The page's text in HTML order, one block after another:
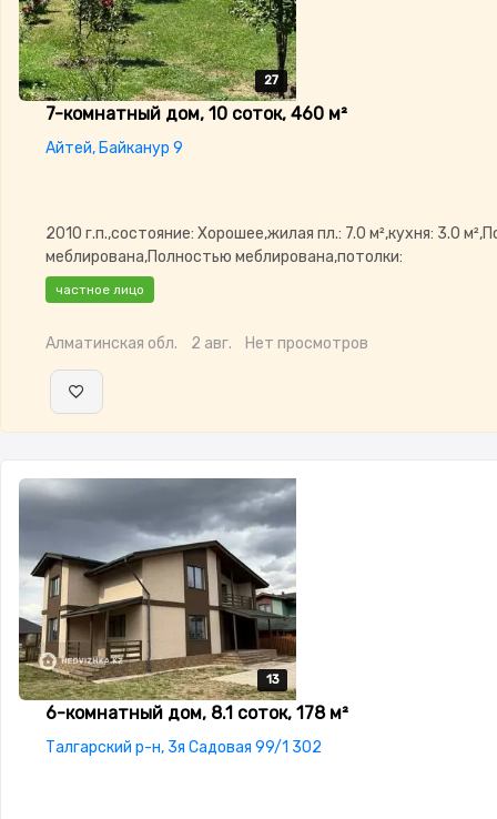
27
27
27
27
27
7-комнатный дом, 10 соток, 460 м²
Айтей, Байканур 9
2010 г.п.,состояние: Хорошее,жилая пл.: 7.0 м²,кухня: 3.0
меблирована,Полностью меблирована,потолки:
4.0,Домофон,Видеонаблюдение,Пластиковые
кухня
частное лицо
Алматинская обл. 2 авг. Нет просмотров
13
13
13
13
13
6-комнатный дом, 8.1 соток, 178 м²
Талгарский р-н, 3я Садовая 99/1 302